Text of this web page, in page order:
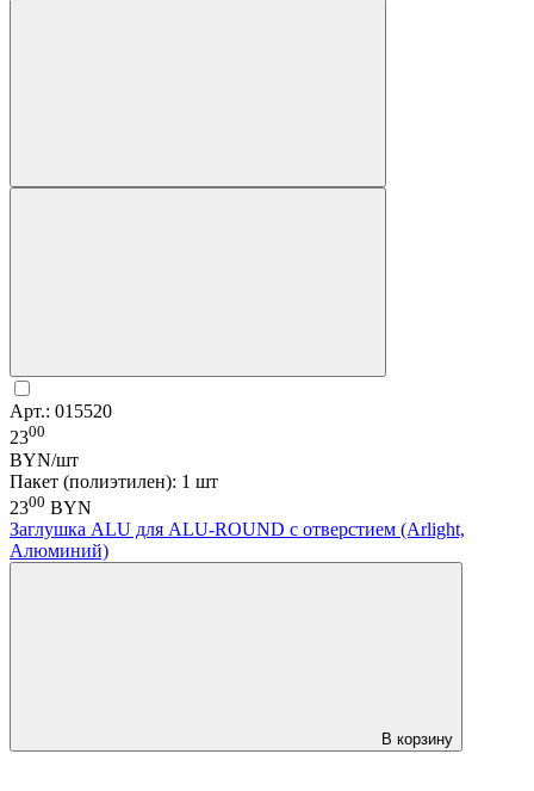
Арт.: 015520
2300
BYN/шт
Пакет (полиэтилен): 1 шт
2300 BYN
Заглушка ALU для ALU-ROUND с отверстием (Arlight,
Алюминий)
В корзину